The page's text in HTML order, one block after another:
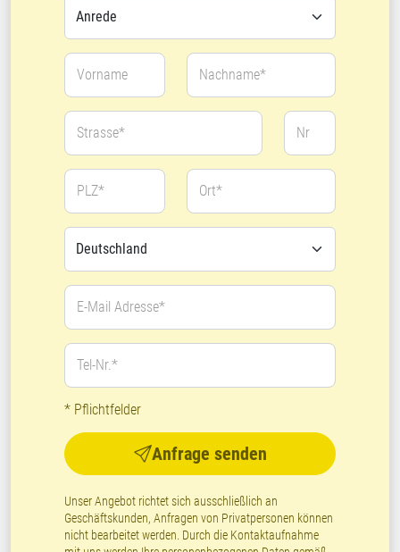
Vorname Nachname*
Strasse* Nr
PLZ* Ort*
E-Mail Adresse*
Tel-Nr.*
* Pflichtfelder
Anfrage senden
Unser Angebot richtet sich ausschließlich an
Geschäftskunden, Anfragen von Privatpersonen können
nicht bearbeitet werden. Durch die Kontaktaufnahme